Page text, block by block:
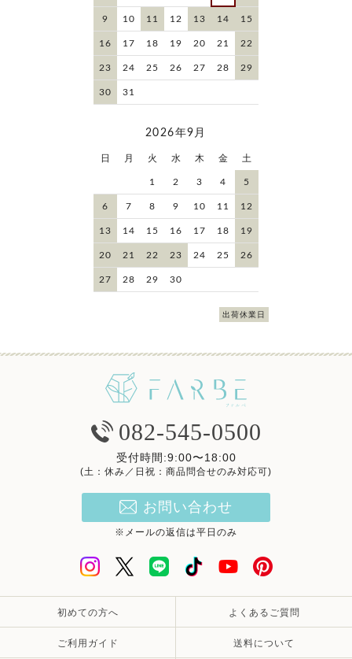
9 10 11 12 13 14 15
16 17 18 19 20 21 22
23 24 25 26 27 28 29
30 31
2026年9月
日 月 火 水 木 金 土
1 2 3 4 5
6 7 8 9 10 11 12
13 14 15 16 17 18 19
20 21 22 23 24 25 26
27 28 29 30
出荷休業日
082-545-0500
受付時間:9:00〜18:00
(土：休み／日祝：商品問合せのみ対応可)
お問い合わせ
※メールの返信は平日のみ
初めての方へ よくあるご質問
ご利用ガイド 送料について